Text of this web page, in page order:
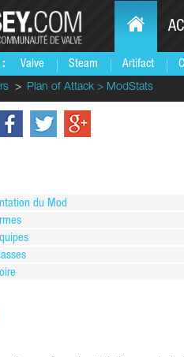
: Valve Steam Artifact
Plan of Attack > ModStats
du Mod